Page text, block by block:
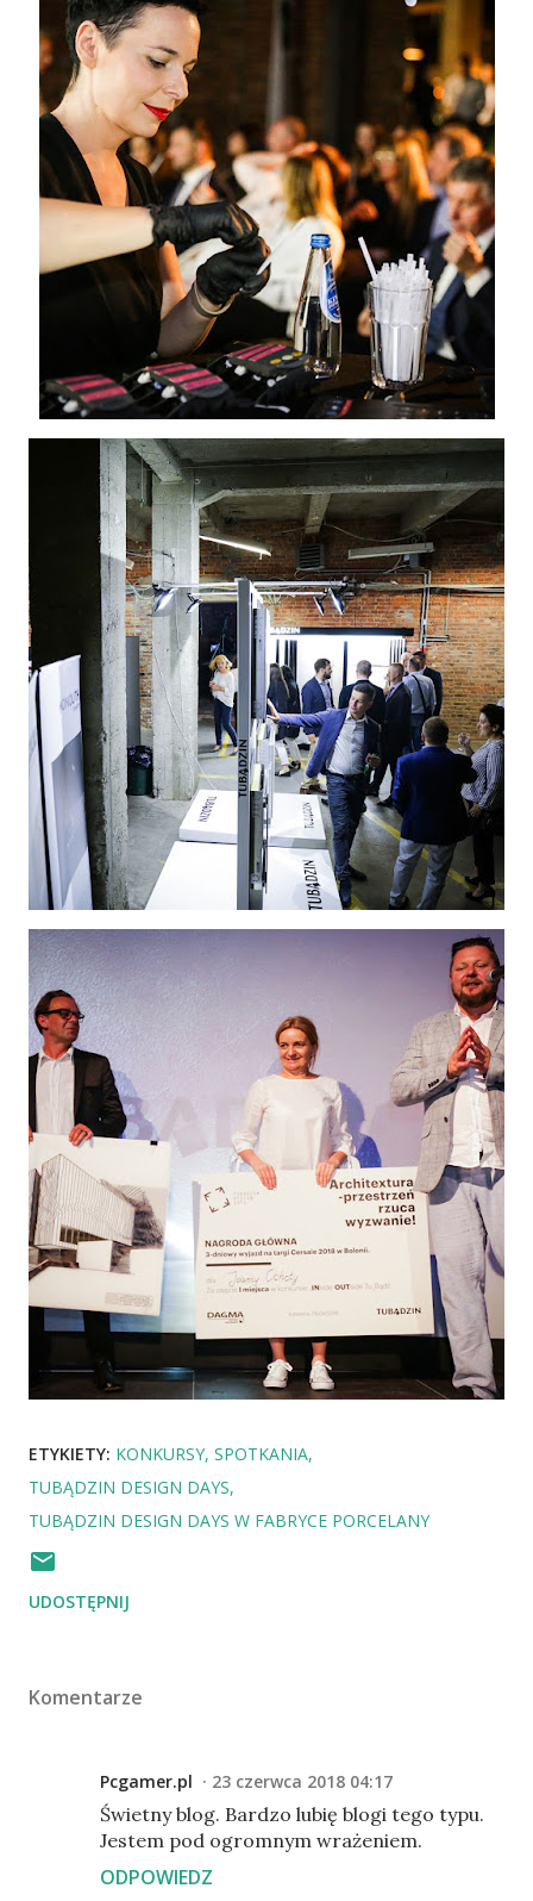
ETYKIETY: KONKURSY SPOTKANIA
TUBĄDZIN DESIGN DAYS
TUBĄDZIN DESIGN DAYS W FABRYCE PORCELANY
UDOSTĘPNIJ
Komentarze
Pcgamer.pl 23 czerwca 2018 04:17
Świetny blog. Bardzo lubię blogi tego typu.
Jestem pod ogromnym wrażeniem.
ODPOWIEDZ